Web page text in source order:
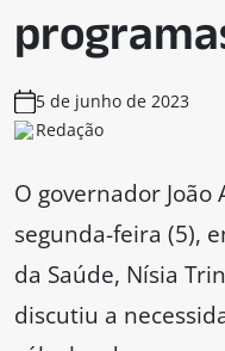
5 de junho de 2023
Redação
O governador João
segunda-feira (5),
da Saúde, Nísia
discutiu a